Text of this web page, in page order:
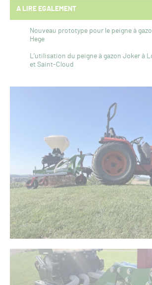
A LIRE EGALEMENT
Nouveau prototype pour le peigne à
Hege
L’utilisation du peigne à gazon Joker à
et Saint-Cloud